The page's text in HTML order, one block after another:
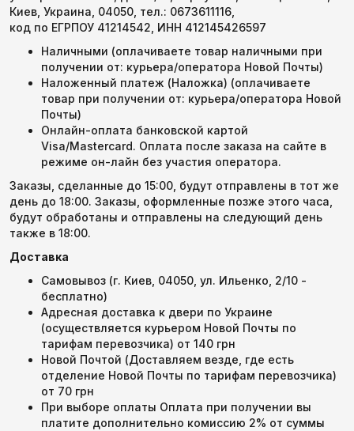
Киев, Украина, 04050, тел.: 0673611116,
код по ЕГРПОУ 41214542, ИНН 412145426597
Наличными (оплачиваете товар наличными при
получении от: курьера/оператора Новой Почты)
Наложенный платеж (Наложка) (оплачиваете
товар при получении от: курьера/оператора Новой
Почты)
Онлайн-оплата банковской картой
Visa/Mastercard. Оплата после заказа на сайте в
режиме он-лайн без участия оператора.
Заказы, сделанные до 15:00, будут отправлены в тот же
день до 18:00. Заказы, оформленные позже этого часа,
будут обработаны и отправлены на следующий день
также в 18:00.
Доставка
Самовывоз (г. Киев, 04050, ул. Ильенко, 2/10 -
бесплатно)
Адресная доставка к двери по Украине
(осуществляется курьером Новой Почты по
тарифам перевозчика) от 140 грн
Новой Почтой (Доставляем везде, где есть
отделение Новой Почты по тарифам перевозчика)
от 70 грн
При выборе оплаты Оплата при получении вы
платите дополнительно комиссию 2% от суммы